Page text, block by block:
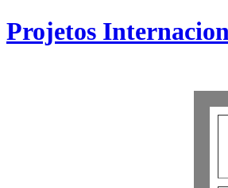
Projetos